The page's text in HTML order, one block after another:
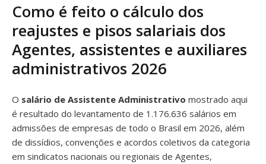
Como é feito o cálculo dos
reajustes e pisos salariais dos
Agentes, assistentes e auxiliares
administrativos 2026
O salário de Assistente Administrativo mostrado aqui
é resultado do levantamento de 1.176.636 salários em
admissões de empresas de todo o Brasil em 2026, além
de dissídios, convenções e acordos coletivos da categoria
em sindicatos nacionais ou regionais de Agentes,